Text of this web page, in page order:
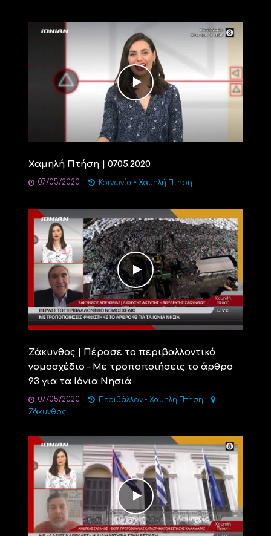
Χαμηλή Πτήση | 07.05.2020
07/05/2020 Κοινωνία • Χαμηλή Πτήση
Ζάκυνθος | Πέρασε το περιβαλλοντικό
νομοσχέδιο – Με τροποποιήσεις το άρθρο
93 για τα Ιόνια Νησιά
07/05/2020 Περιβάλλον • Χαμηλή Πτήση
Ζάκυνθος